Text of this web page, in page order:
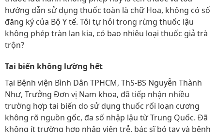
hướng dẫn sử dụng thuốc toàn là chữ Hoa, không có số
đăng ký của Bộ Y tế. Tôi tự hỏi trong rừng thuốc lậu
không phép tràn lan kia, có bao nhiêu loại thuốc giả trà
trộn?
Tai biến không lường hết
Tại Bệnh viện Bình Dân TPHCM, ThS-BS Nguyễn Thành
Như, Trưởng Đơn vị Nam khoa, đã tiếp nhận nhiều
trường hợp tai biến do sử dụng thuốc rối loạn cương
không rõ nguồn gốc, đa số nhập lậu từ Trung Quốc. Đã
không ít trường hợp nhập viện trễ, bác sĩ bó tay và bệnh